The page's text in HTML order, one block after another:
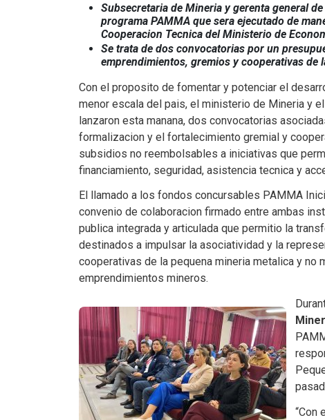
Subsecretaria de Mineria y gerenta general
programa PAMMA que sera ejecutado de
Cooperacion Tecnica del Ministerio de
Se trata de dos convocatorias por un
emprendimientos, gremios y cooperativas de
Con el proposito de fomentar y potenciar el
menor escala del pais, el ministerio de Mineria y
lanzaron esta manana, dos convocatorias
formalizacion y el fortalecimiento gremial y
subsidios no reembolsables a iniciativas que
financiamiento, seguridad, asistencia tecnica y
El llamado a los fondos concursables PAMMA
convenio de colaboracion firmado entre ambas
publica integrada y articulada que permitio la
destinados a impulsar la asociatividad y la
cooperativas de la pequena mineria metalica y no
emprendimientos mineros.
“Con